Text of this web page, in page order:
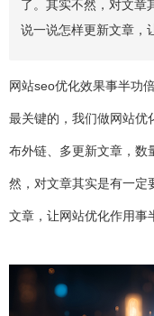
了。其实不然，对文章
说一说怎样更新文章，
网站seo优化效果事半功
最关键的，我们做网站优
布外链、多更新文章，数
然，对文章其实是有一定
文章，让网站优化作用事